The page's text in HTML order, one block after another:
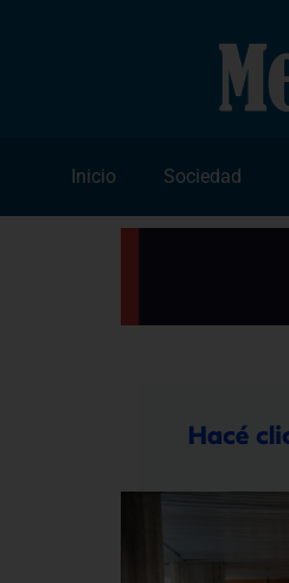
Inicio Sociedad